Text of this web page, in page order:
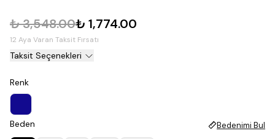
₺ 3,548.00₺ 1,774.00
12 Aya Varan Taksit Fırsatı
Taksit Seçenekleri
Renk
Beden Bedenimi Bul